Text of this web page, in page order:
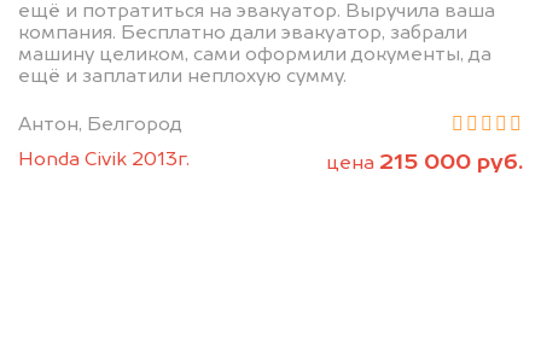
ещё и потратиться на эвакуатор. Выручила ваша
компания. Бесплатно дали эвакуатор, забрали
машину целиком, сами оформили документы, да
ещё и заплатили неплохую сумму.
Антон, Белгород
Honda Civik 2013г.
цена 215 000 руб.
Позвоните нам: +7
(472) 220-54-52